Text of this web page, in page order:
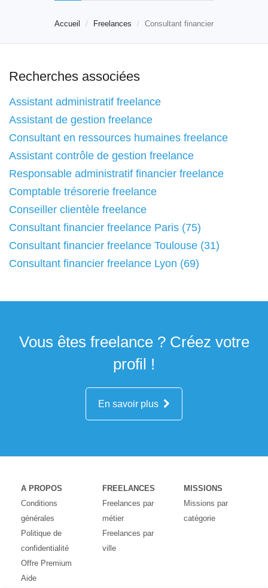
Accueil Freelances Consultant financier
Recherches associées
Assistant administratif freelance
Assistant de gestion freelance
Consultant en ressources humaines freelance
Assistant contrôle de gestion freelance
Responsable administratif financier freelance
Comptable trésorerie freelance
Conseiller clientèle freelance
Consultant financier freelance Paris (75)
Consultant financier freelance Toulouse (31)
Consultant financier freelance Lyon (69)
Vous êtes freelance ? Créez votre
profil !
En savoir plus
A PROPOS
Conditions
générales
Politique de
confidentialité
Offre Premium
Aide
FREELANCES
Freelances par
métier
Freelances par
ville
MISSIONS
Missions par
catégorie